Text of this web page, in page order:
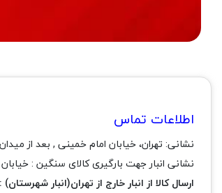
اطلاعات تماس
نشانی: تهران، خیابان امام خمینی , بعد از میدان حسن آباد ,
نشانی انبار جهت بارگیری کالای سنگین :
ارسال کالا از انبار خارج از تهران(انبار